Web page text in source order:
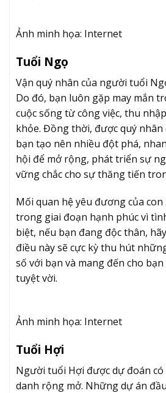
Ảnh minh họa: Internet
Tuổi Ngọ
Vận quý nhân của người tuổi
Do đó, bạn luôn gặp may mắn
cuộc sống từ công việc, thu
khỏe. Đồng thời, được quý
bạn tạo nên nhiều đột phá,
hội để mở rộng, phát triển sự
vững chắc cho sự thăng tiến
Mối quan hệ yêu đương của
trong giai đoạn hạnh phúc vì
biệt, nếu bạn đang độc thân,
điều này sẽ cực kỳ thu hút
số với bạn và mang đến cho
tuyệt vời.
Ảnh minh họa: Internet
Tuổi Hợi
Người tuổi Hợi được dự đoán
danh rộng mở. Những dự án